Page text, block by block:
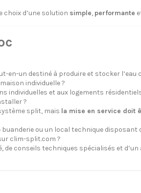
choix d’une solution simple, performante
en-un destiné à produire et stocker l’eau
individuelle ?
individuelles et aux logements
?
split, mais la mise en service doit
ou un local technique disposant
clim-split.com ?
de conseils techniques spécialisés et